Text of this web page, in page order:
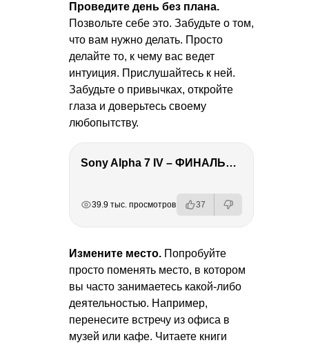
Проведите день без плана.
Позвольте себе это. Забудьте о том,
что вам нужно делать. Просто
делайте то, к чему вас ведет
интуиция. Прислушайтесь к ней.
Забудьте о привычках, откройте
глаза и доверьтесь своему
любопытству.
Sony Alpha 7 IV – ФИНАЛЬНЫЙ ОБЗОР
39.9 тыс. просмотров 37
Измените место. Попробуйте
просто поменять место, в котором
вы часто занимаетесь какой-либо
деятельностью. Например,
перенесите встречу из офиса в
музей или кафе. Читаете книги